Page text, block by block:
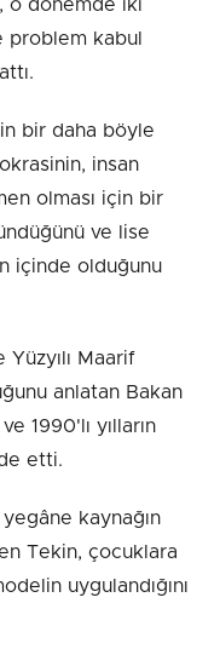
o dönemde iki
problem kabul
bir daha böyle
insan
olması için bir
ve lise
içinde olduğunu
Maarif
anlatan Bakan
1990'lı yılların
etti.
kaynağın
Tekin, çocuklara
uygulandığını